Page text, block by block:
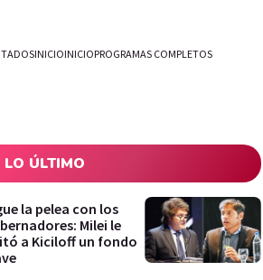
INICIOINICIOPROGRAMAS COMPLETOS
LO ÚLTIMO
la pelea con los
Milei le
a Kiciloff un fondo